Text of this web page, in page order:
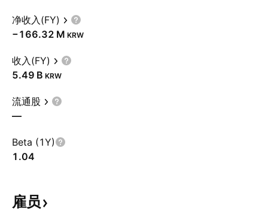
净收入(FY)
‪−166.32 M‬ KRW
收入(FY)
‪5.49 B‬ KRW
流通股
—
Beta (1Y)
1.04
雇员